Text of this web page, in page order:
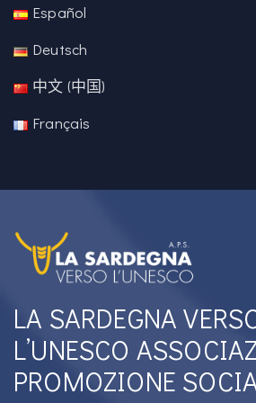
Español
Deutsch
中文 (中国)
Français
LA SARDEGNA
L’UNESCO
PROMOZIONE